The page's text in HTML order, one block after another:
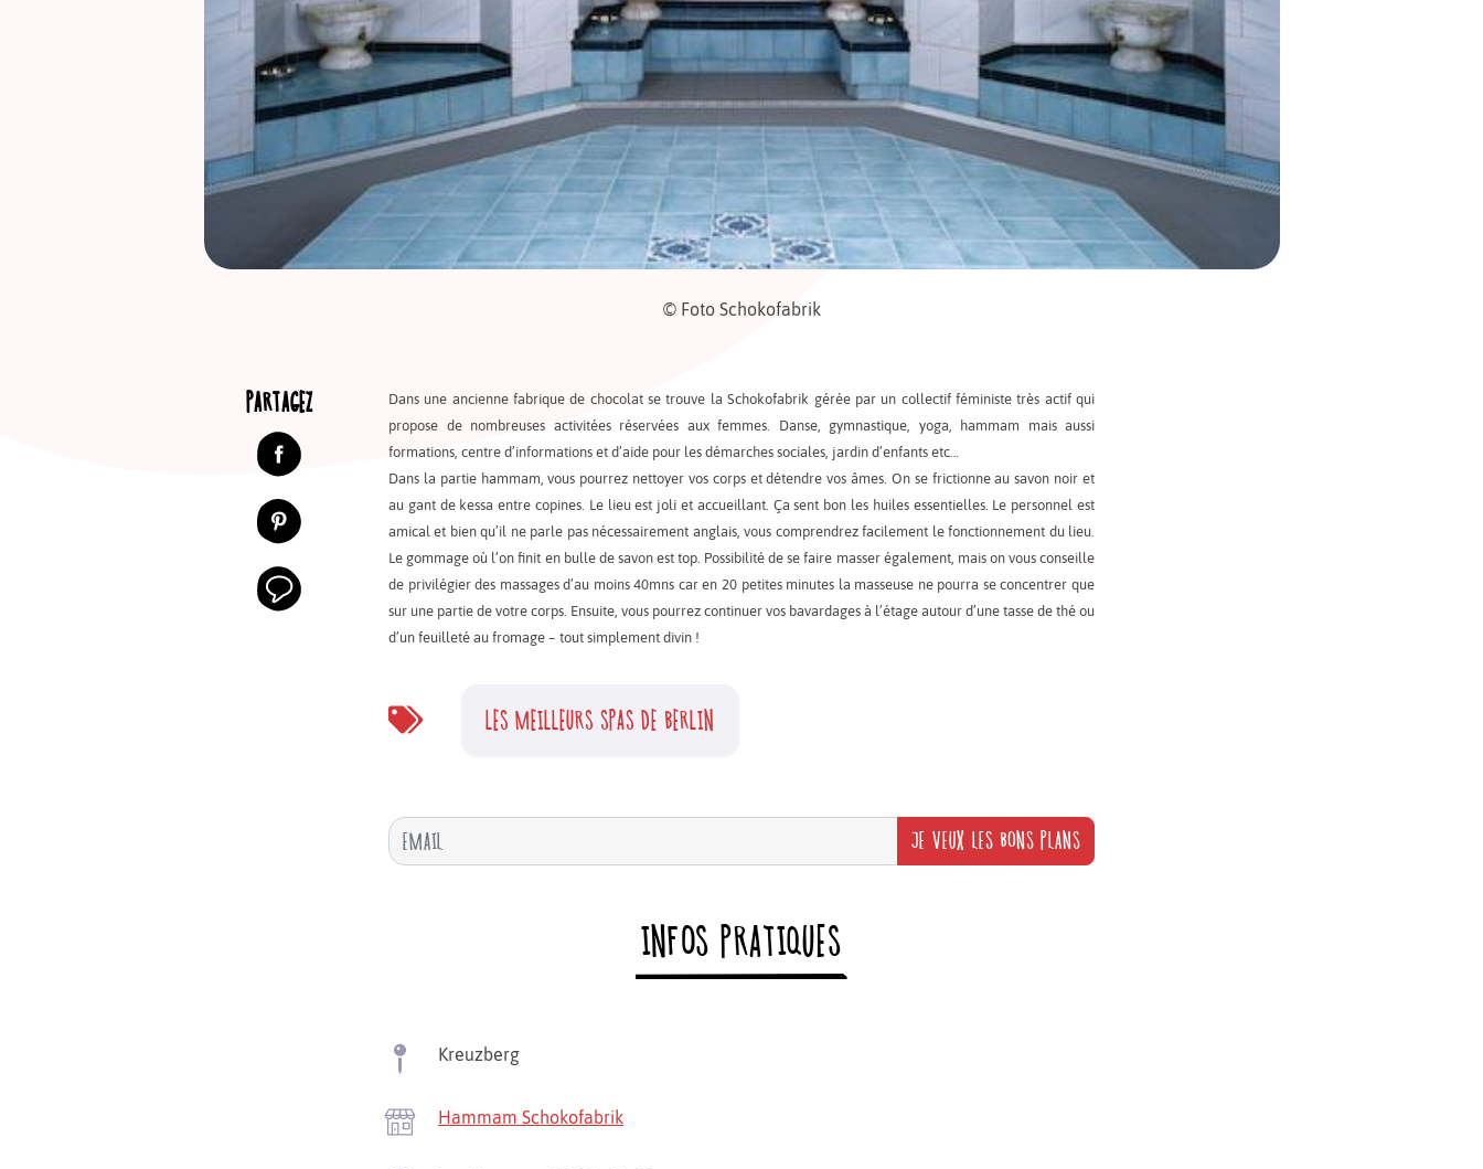
© Foto Schokofabrik
PARTAGEZ
Dans une ancienne fabrique de chocolat se trouve la Schokofabrik gérée par un collectif féministe très actif qui
propose de nombreuses activitées réservées aux femmes. Danse, gymnastique, yoga, hammam mais aussi
formations, centre d’informations et d’aide pour les démarches sociales, jardin d’enfants etc…
Dans la partie hammam, vous pourrez nettoyer vos corps et détendre vos âmes. On se frictionne au savon noir et
au gant de kessa entre copines. Le lieu est joli et accueillant. Ça sent bon les huiles essentielles. Le personnel est
amical et bien qu’il ne parle pas nécessairement anglais, vous comprendrez facilement le fonctionnement du lieu.
Le gommage où l’on finit en bulle de savon est top. Possibilité de se faire masser également, mais on vous conseille
de privilégier des massages d’au moins 40mns car en 20 petites minutes la masseuse ne pourra se concentrer que
sur une partie de votre corps. Ensuite, vous pourrez continuer vos bavardages à l’étage autour d’une tasse de thé ou
d’un feuilleté au fromage – tout simplement divin !
LES MEILLEURS SPAS DE BERLIN
JE VEUX LES BONS PLANS
INFOS PRATIQUES
Kreuzberg
Hammam Schokofabrik